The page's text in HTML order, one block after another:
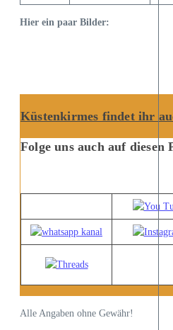
Hier ein paar Bilder:
Küstenkirmes findet ihr
Folge uns auch auf diesen
Alle Angaben ohne Gewähr!